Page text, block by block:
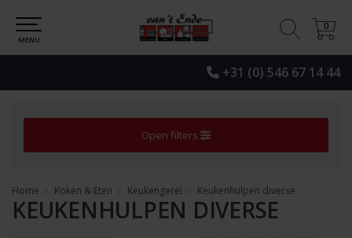
+31 (0) 546 67 14 44
0
0
MENU
Open filters
Home Koken & Eten Keukengerei Keukenhulpen diverse
KEUKENHULPEN DIVERSE